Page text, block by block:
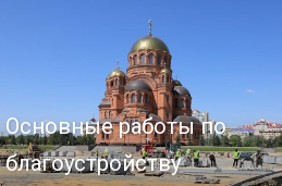
Основные работы по
благоустройству